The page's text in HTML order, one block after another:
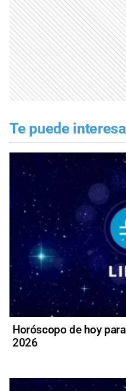
Te puede
Horóscopo de hoy
2026